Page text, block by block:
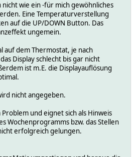
wie ein -für mich gewöhnliches
Eine Temperaturverstellung
auf die UP/DOWN Button. Das
ungemein.
auf dem Thermostat, je nach
Display schlecht bis gar nicht
ist m.E. die Displayauflösung
nicht angegeben.
und eignet sich als Hinweis
Wochenprogramms bzw. das Stellen
erfolgreich gelungen.